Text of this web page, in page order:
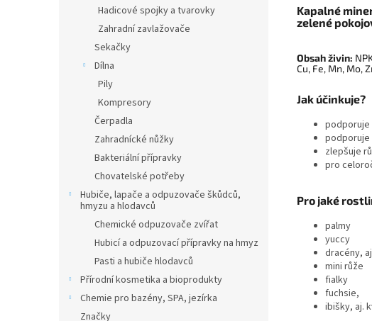
Hadicové spojky a tvarovky
Zahradní zavlažovače
Sekačky
Dílna
Pily
Kompresory
Čerpadla
Zahradnícké nůžky
Bakteriální přípravky
Chovatelské potřeby
Hubiče, lapače a odpuzovače škůdců,
hmyzu a hlodavců
Chemické odpuzovače zvířat
Hubicí a odpuzovací přípravky na hmyz
Pasti a hubiče hlodavců
Přírodní kosmetika a bioprodukty
Chemie pro bazény, SPA, jezírka
Značky
Kapalné
zelené
Obsah živin:
Cu, Fe, Mn, Mo,
Jak účinkuje?
podporuje
zlepšuje
pro
Pro jaké
palmy
yuccy
dracény,
mini růže
fialky
fuchsie,
ibišky, aj.